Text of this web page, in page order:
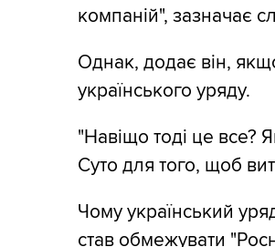
компаній", зазначає
Однак, додає він,
українського уряду.
"Навіщо тоді це все?
Суто для того, щоб
Чому український
став обмежувати